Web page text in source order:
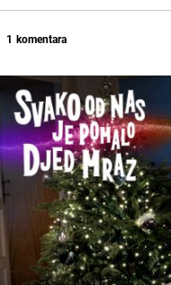
1 komentara